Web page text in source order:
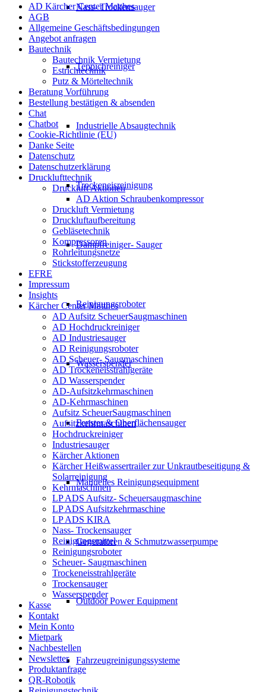
Nass- Trockensauger
Teppichreiniger
Industrielle Absaugtechnik
Trockeneisreinigung
Dampfreiniger- Sauger
Reinigungsroboter
Wasserspender
Fenster & Oberflächensauger
Manuelles Reinigungsequipment
Generatoren & Schmutzwasserpumpe
Outdoor Power Equipment
Fahrzeugreinigungssysteme
AD Kärcher Center Matthes
AGB
Allgemeine Geschäftsbedingungen
Angebot anfragen
Bautechnik
Bautechnik Vermietung
Estrichtechnik
Putz & Mörteltechnik
Beratung Vorführung
Bestellung bestätigen & absenden
Chat
Chatbot
Cookie-Richtlinie (EU)
Danke Seite
Datenschutz
Datenschutzerklärung
Drucklufttechnik
Druckluft Aktionen
AD Aktion Schraubenkompressor
Druckluft Vermietung
Druckluftaufbereitung
Gebläsetechnik
Kompressoren
Rohrleitungsnetze
Stickstofferzeugung
EFRE
Impressum
Insights
Kärcher Center Matthes
AD Aufsitz ScheuerSaugmaschinen
AD Hochdruckreiniger
AD Industriesauger
AD Reinigungsroboter
AD Scheuer- Saugmaschinen
AD Trockeneisstrahlgeräte
AD Wasserspender
AD-Aufsitzkehrmaschinen
AD-Kehrmaschinen
Aufsitz ScheuerSaugmaschinen
Aufsitzkehrmaschinen
Hochdruckreiniger
Industriesauger
Kärcher Aktionen
Kärcher Heißwassertrailer zur Unkrautbeseitigung &
Solarreinigung
Kehrmaschinen
LP ADS Aufsitz- Scheuersaugmaschine
LP ADS Aufsitzkehrmaschine
LP ADS KIRA
Nass- Trockensauger
Reinigungsmittel
Reinigungsroboter
Scheuer- Saugmaschinen
Trockeneisstrahlgeräte
Trockensauger
Wasserspender
Kasse
Kontakt
Mein Konto
Mietpark
Nachbestellen
Newsletter
Produktanfrage
QR-Robotik